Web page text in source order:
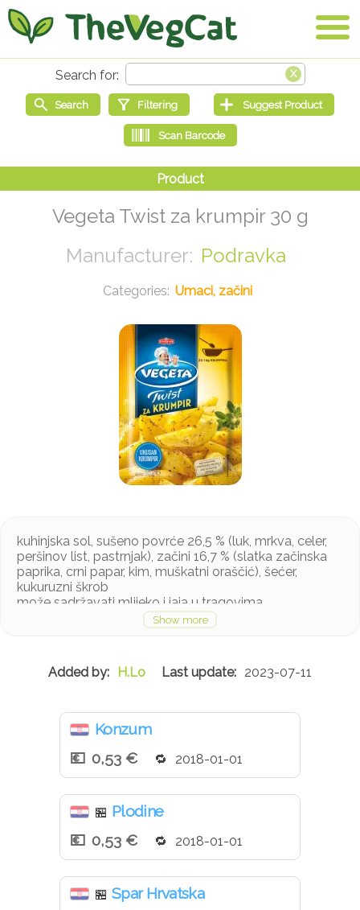
Vegeta Twist za krumpir 30 g
Podravka
Umaci, začini
kuhinjska sol, sušeno povrće 26,5 % (luk, mrkva, celer,
peršinov list, pastrnjak), začini 16,7 % (slatka začinska
paprika, crni papar, kim, muškatni oraščić), šećer,
kukuruzni škrob
može sadržavati mlijeko i jaja u tragovima
H.Lo 2023-07-11
Konzum
0,53 €
2018-01-01
🏪 Plodine
0,53 €
2018-01-01
🏪 Spar Hrvatska